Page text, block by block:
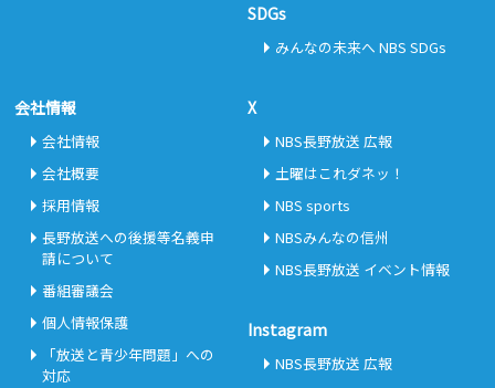
SDGs
みんなの未来へ NBS SDGs
会社情報
会社情報
会社概要
採用情報
長野放送への後援等名義申
請について
番組審議会
個人情報保護
「放送と青少年問題」への
対応
X
NBS長野放送 広報
土曜はこれダネッ！
NBS sports
NBSみんなの信州
NBS長野放送 イベント情報
Instagram
NBS長野放送 広報